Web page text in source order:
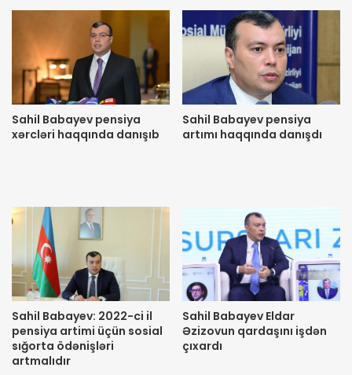
Sahil Babayev pensiya
xərcləri haqqında danışıb
Sahil Babayev pensiya
artımı haqqında danışdı
Sahil Babayev: 2022-ci il
pensiya artimi üçün sosial
sığorta ödənişləri
artmalıdır
Sahil Babayev Eldar
Əzizovun qardaşını işdən
çıxardı